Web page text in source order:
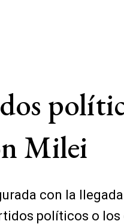
Milei
con la
políticos o